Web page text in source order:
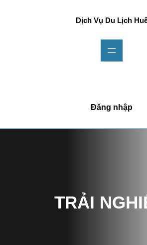
Dịch Vụ Du Lịch
Đăng nhập
TRẢI